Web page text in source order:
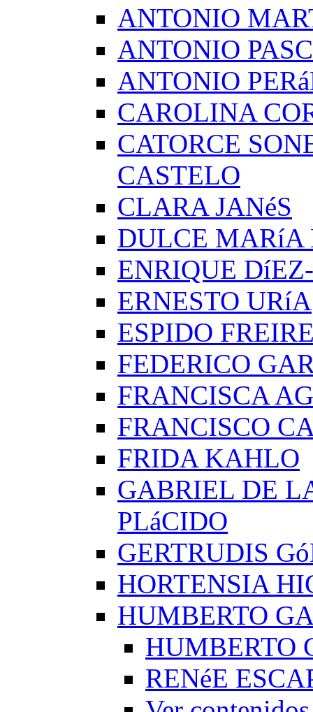
ANTONIO
ANTONIO
ANTONIO
CAROLINA
CATORCE
CASTELO
CLARA JANéS
DULCE MARíA
ENRIQUE
ERNESTO URíA
ESPIDO
FEDERICO
FRANCISCA
FRANCISCO
FRIDA KAHLO
GABRIEL DE
PLáCIDO
GERTRUDIS
HORTENSIA
HUMBERTO
HUMBERTO
RENéE